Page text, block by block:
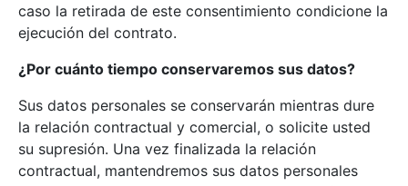
caso la retirada de este consentimiento condicione la
ejecución del contrato.
¿Por cuánto tiempo conservaremos sus datos?
Sus datos personales se conservarán mientras dure
la relación contractual y comercial, o solicite usted
su supresión. Una vez finalizada la relación
contractual, mantendremos sus datos personales